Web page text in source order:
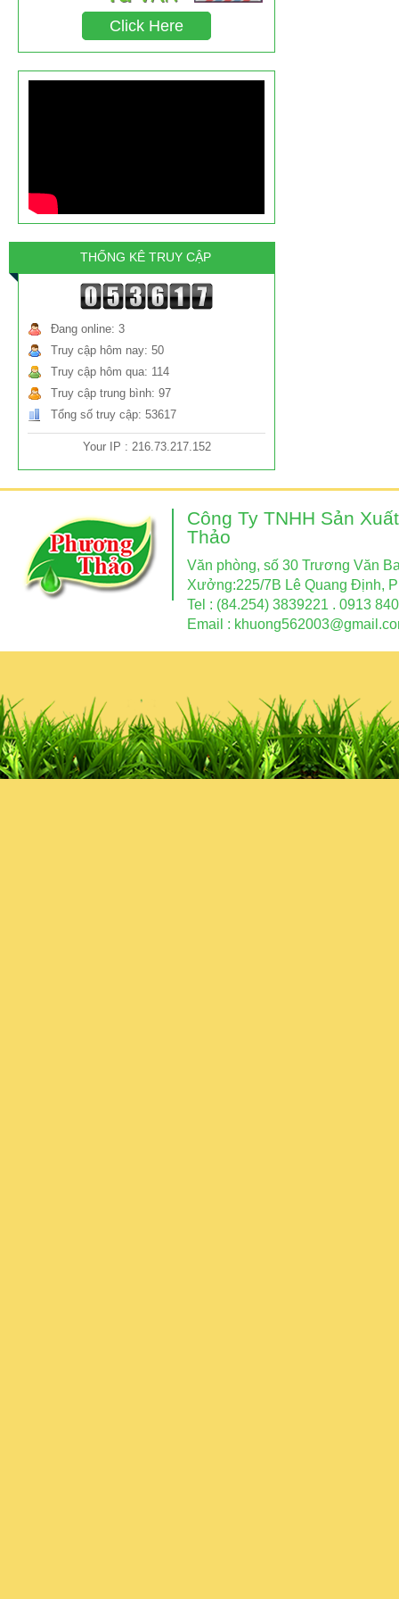
chất triclosan gây ung thư chiếm tỉ lệ bao
Click Here
THỐNG KÊ TRUY CẬP
Đang online: 3
Truy cập hôm nay: 50
Truy cập hôm qua: 114
Truy cập trung bình: 97
Tổng số truy cập: 53617
Your IP : 216.73.217.152
Công Ty TNHH Sản
Thảo
Văn phòng, số 30 Trương Văn
Xưởng:225/7B Lê Quang Định,
Tel : (84.254) 3839221 . 0913
Email :